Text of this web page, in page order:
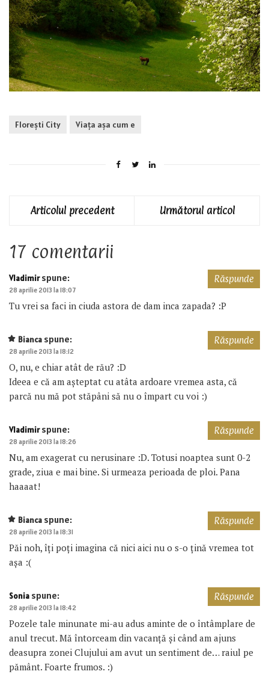
Florești City Viaţa aşa cum e
Articolul precedent Următorul articol
17 comentarii
Vladimir spune:
28 aprilie 2013 la 18:07
Tu vrei sa faci in ciuda astora de dam inca zapada? :P
Răspunde
Bianca spune:
28 aprilie 2013 la 18:12
O, nu, e chiar atât de rău? :D
Ideea e că am așteptat cu atâta ardoare vremea asta, că
parcă nu mă pot stăpâni să nu o împart cu voi :)
Răspunde
Vladimir spune:
28 aprilie 2013 la 18:26
Nu, am exagerat cu nerusinare :D. Totusi noaptea sunt 0-2
grade, ziua e mai bine. Si urmeaza perioada de ploi. Pana
haaaat!
Răspunde
Bianca spune:
28 aprilie 2013 la 18:31
Păi noh, îți poți imagina că nici aici nu o s-o țină vremea tot
așa :(
Răspunde
Sonia spune:
28 aprilie 2013 la 18:42
Pozele tale minunate mi-au adus aminte de o întâmplare de
anul trecut. Mă întorceam din vacanță și când am ajuns
deasupra zonei Clujului am avut un sentiment de… raiul pe
pământ. Foarte frumos. :)
Răspunde